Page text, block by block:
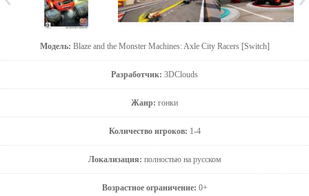
Модель: Blaze and the Monster Machines: Axle City Racers [Switch]
Разработчик: 3DClouds
Жанр: гонки
Количество игроков: 1-4
Локализация: полностью на русском
Возрастное ограничение: 0+